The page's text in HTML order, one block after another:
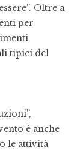
Oltre a
per
tipici del
è anche
le attività